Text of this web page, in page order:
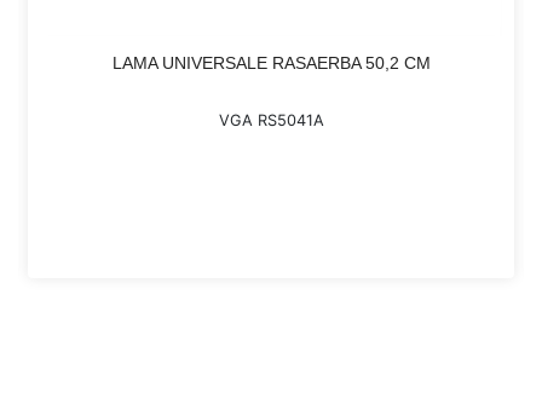
LAMA UNIVERSALE RASAERBA 50,2 CM
VGA RS5041A